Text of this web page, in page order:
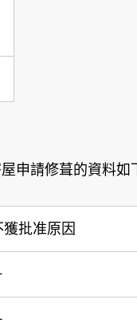
申請修葺的資料如
獲批准原因